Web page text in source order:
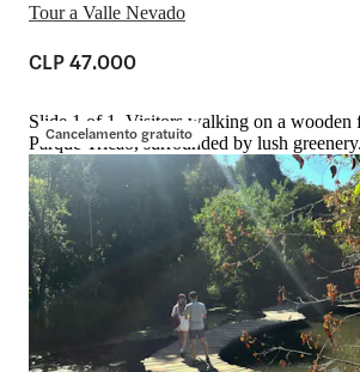
Tour a Valle Nevado
CLP 47.000
Cancelamento gratuito
Slide 1 of 1, Visitors walking on a wooden
Parque Tricao, surrounded by lush greenery.